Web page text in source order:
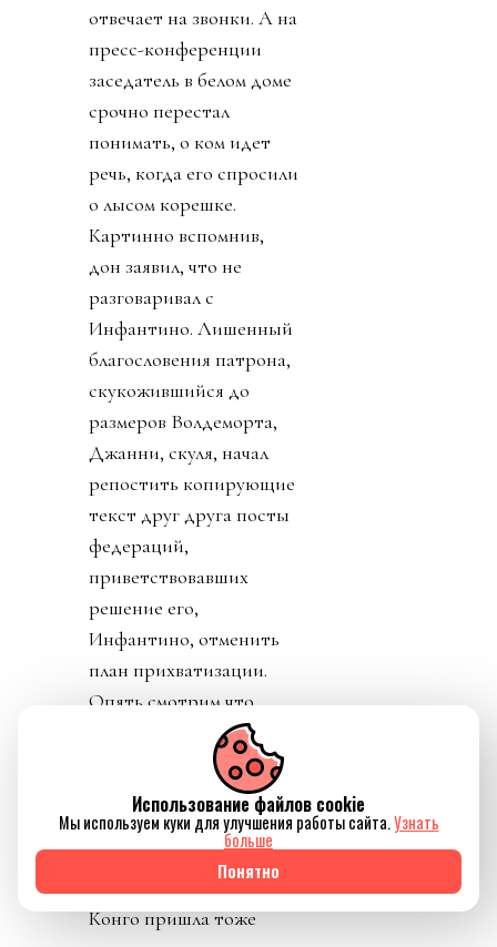
отвечает на звонки. А на
пресс-конференции
заседатель в белом доме
срочно перестал
понимать, о ком идет
речь, когда его спросили
о лысом корешке.
Картинно вспомнив,
дон заявил, что не
разговаривал с
Инфантино. Лишенный
благословения патрона,
скукожившийся до
размеров Волдеморта,
Джанни, скуля, начал
репостить копирующие
текст друг друга посты
федераций,
приветствовавших
решение его,
Инфантино, отменить
план прихватизации.
Опять смотрим что
такое «газлайтинг», а
равно и рассматриваем
подборку стран: Катар,
ОАЭ, Бутан, Шри
Ланка, Марокко.
Федерация футбола
Конго пришла тоже
Использование файлов cookie
Мы используем куки для улучшения работы сайта.Узнать
больше
Понятно